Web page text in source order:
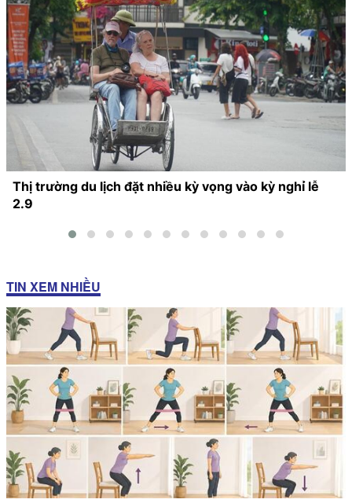
Thị trường du lịch đặt nhiều kỳ vọng vào kỳ nghỉ lễ
2.9
TIN XEM NHIỀU